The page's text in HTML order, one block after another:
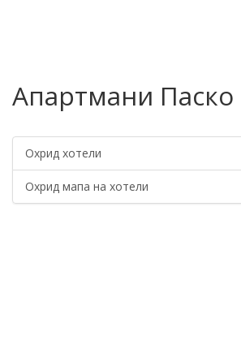
Апартмани Паско
Охрид хотели
Охрид мапа на хотели